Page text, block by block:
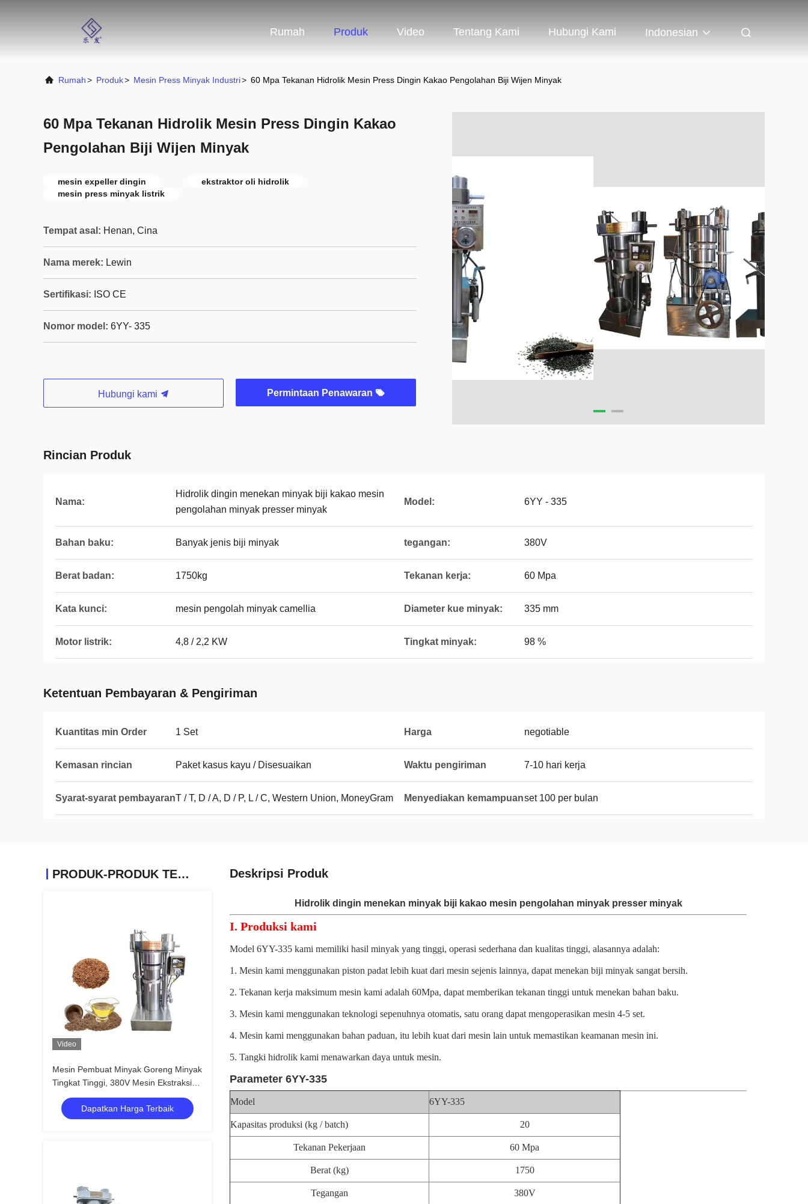
Rumah Produk Video Tentang Kami Hubungi Kami Indonesian
Rumah> Produk> Mesin Press Minyak Industri> 60 Mpa Tekanan Hidrolik Mesin Press Dingin Kakao Pengolahan Biji Wijen Minyak
60 Mpa Tekanan Hidrolik Mesin Press Dingin Kakao
Pengolahan Biji Wijen Minyak
mesin expeller dingin
ekstraktor oli hidrolik
mesin press minyak listrik
Tempat asal: Henan, Cina
Nama merek: Lewin
Sertifikasi: ISO CE
Nomor model: 6YY- 335
Hubungi kami Permintaan Penawaran
Rincian Produk
Nama:
Hidrolik dingin menekan minyak biji kakao mesin
pengolahan minyak presser minyak
Model: 6YY - 335
Bahan baku: Banyak jenis biji minyak tegangan: 380V
Berat badan: 1750kg Tekanan kerja: 60 Mpa
Kata kunci: mesin pengolah minyak camellia Diameter kue minyak: 335 mm
Motor listrik: 4,8 / 2,2 KW Tingkat minyak: 98 %
Ketentuan Pembayaran & Pengiriman
Kuantitas min Order 1 Set Harga negotiable
Kemasan rincian Paket kasus kayu / Disesuaikan Waktu pengiriman 7-10 hari kerja
Syarat-syarat pembayaranT / T, D / A, D / P, L / C, Western Union, MoneyGram Menyediakan kemampuanset 100 per bulan
PRODUK-PRODUK TERKAIT
Video
Mesin Pembuat Minyak Goreng Minyak
Tingkat Tinggi, 380V Mesin Ekstraksi
Minyak Goreng
Dapatkan Harga Terbaik
Deskripsi Produk
Hidrolik dingin menekan minyak biji kakao mesin pengolahan minyak presser minyak
I. Produksi kami
Model 6YY-335 kami memiliki hasil minyak yang tinggi, operasi sederhana dan kualitas tinggi, alasannya adalah:
1. Mesin kami menggunakan piston padat lebih kuat dari mesin sejenis lainnya, dapat menekan biji minyak sangat bersih.
2. Tekanan kerja maksimum mesin kami adalah 60Mpa, dapat memberikan tekanan tinggi untuk menekan bahan baku.
3. Mesin kami menggunakan teknologi sepenuhnya otomatis, satu orang dapat mengoperasikan mesin 4-5 set.
4. Mesin kami menggunakan bahan paduan, itu lebih kuat dari mesin lain untuk memastikan keamanan mesin ini.
5. Tangki hidrolik kami menawarkan daya untuk mesin.
Parameter 6YY-335
Model 6YY-335
Kapasitas produksi (kg / batch) 20
Tekanan Pekerjaan 60 Mpa
Berat (kg) 1750
Tegangan 380V